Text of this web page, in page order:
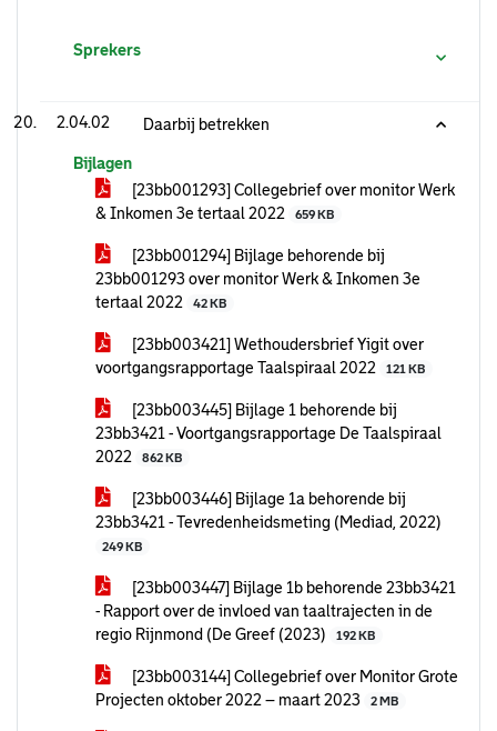
Sprekers
2.04.02 Daarbij betrekken
Bijlagen
[23bb001293] Collegebrief over monitor Werk
& Inkomen 3e tertaal 2022
659 KB
[23bb001294] Bijlage behorende bij
23bb001293 over monitor Werk & Inkomen 3e
tertaal 2022
42 KB
[23bb003421] Wethoudersbrief Yigit over
voortgangsrapportage Taalspiraal 2022
121 KB
[23bb003445] Bijlage 1 behorende bij
23bb3421 - Voortgangsrapportage De Taalspiraal
2022
862 KB
[23bb003446] Bijlage 1a behorende bij
23bb3421 - Tevredenheidsmeting (Mediad, 2022)
249 KB
[23bb003447] Bijlage 1b behorende 23bb3421
- Rapport over de invloed van taaltrajecten in de
regio Rijnmond (De Greef (2023)
192 KB
[23bb003144] Collegebrief over Monitor Grote
Projecten oktober 2022 – maart 2023
2 MB